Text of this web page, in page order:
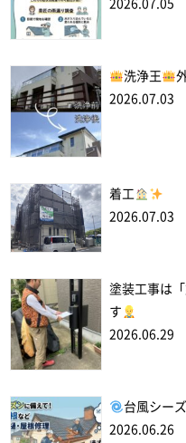
2026.07.05
洗浄王
2026.07.03
着工
2026.07.03
塗装工事は
す
2026.06.29
台風シー
2026.06.26